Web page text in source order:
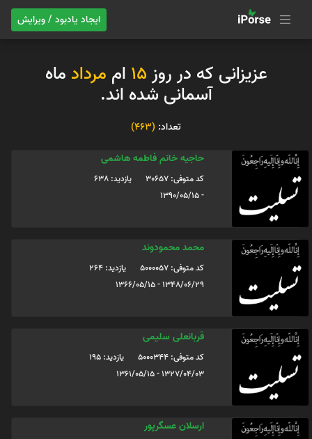
ایجاد یادبود / ویرایش
عزیزانی که در روز15 ام مرداد ماه
آسمانی شده اند.
تعداد: (463)
حاجیه خانم فاطمه هاشمی
کد متوفی: 30657
یازدید: 638
- 1390/05/15
محمد محمودوند
کد متوفی: 5000057
یازدید: 264
1348/06/29 - 1366/05/15
قربانعلی سلیمی
کد متوفی: 5000344
یازدید: 195
1327/04/03 - 1361/05/15
ارسلان عسگرپور